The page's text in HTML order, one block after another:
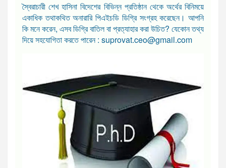
স্বৈরাচারী শেখ হাসিনা বিদেশের বিভিন্ন প্রতিষ্ঠান থেকে অর্থের বিনিময়ে
একাধিক তথাকথিত অনারারি পিএইচডি ডিগ্রি সংগ্রহ করেছেন। আপনি
কি মনে করেন, এসব ডিগ্রি বাতিল বা প্রত্যাহার করা উচিত? যেকোন তথ্য
দিয়ে সহযোগিতা করতে পারেন : suprovat.ceo@gmail.com